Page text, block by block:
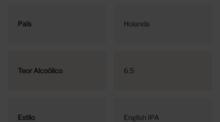
País Holanda
Teor Alcoólico 6.5
Estilo English IPA